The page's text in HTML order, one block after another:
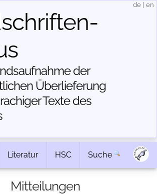
der
Über­lieferung
Texte des
de en
Literatur HSC Suche
Mitteilungen